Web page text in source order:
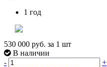
1 год
530 000 руб. за 1 шт
В наличии
-
+